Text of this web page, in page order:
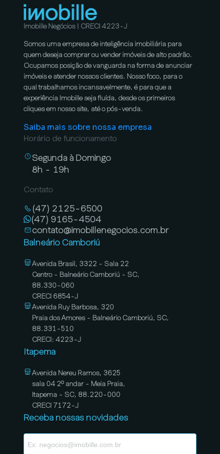
Imobille Negócios | CRECI 4223-J
Somos uma empresa de inteligência imobiliária para
quem deseja comprar ou vender imóveis de alto padrão.
Ocupamos posição de vanguarda na forma de anunciar
imóveis e atender nossos clientes. Nosso foco, para o
qual trabalhamos incansavelmente, é para que a
experiência Imobille seja fluída, desde os primeiros
cliques em nosso site, até o pós-venda.
Saiba mais sobre nossa empresa
Horário de funcionamento
Segunda à Domingo
8h - 19h
Contato
(47) 2125-6500
(47) 9165-4504
contato@imobillenegocios.com.br
Balneário Camboriú
Avenida Brasil, 3322 - Sala 22
Centro - Balneário Camboriú - SC,
88.330-060
CRECI 6854-J
Avenida Ruy Barbosa, 320
Praia dos Amores - Balneário Camboriú, SC,
88.331-510
CRECI: 4223-J
Itapema
Avenida Nereu Ramos, 3625
sala 04 2º andar - Meia Praia,
Itapema - SC, 88.220-000
CRECI 7172-J
Receba nossas novidades